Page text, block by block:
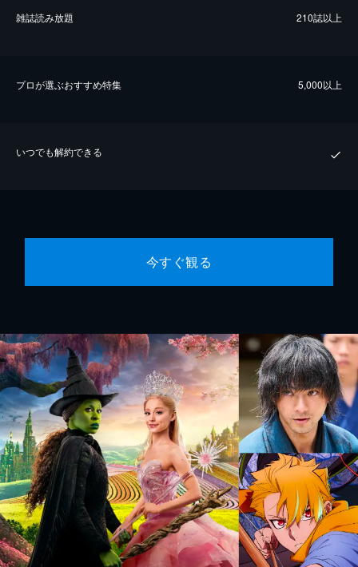
雑誌読み放題 210誌以上
プロが選ぶおすすめ特集 5,000以上
いつでも解約できる
今すぐ観る